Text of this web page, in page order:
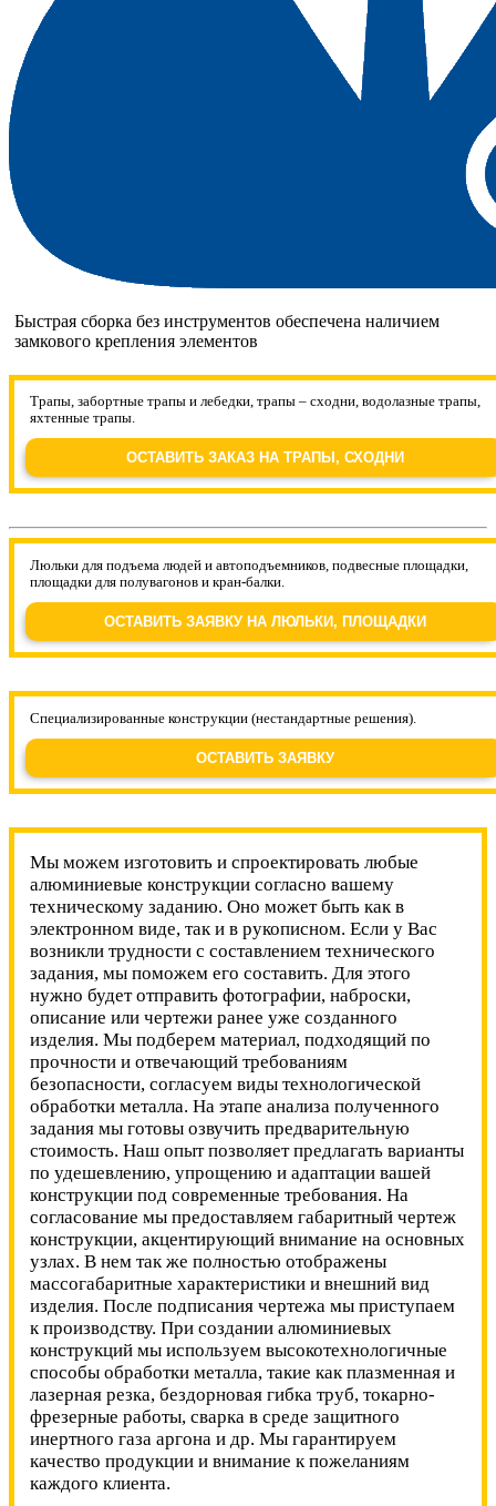
Быстрая сборка без инструментов обеспечена наличием
замкового крепления элементов
Трапы, забортные трапы и лебедки, трапы – сходни, водолазные трапы,
яхтенные трапы.
ОСТАВИТЬ ЗАКАЗ НА ТРАПЫ, СХОДНИ
Люльки для подъема людей и автоподъемников, подвесные площадки,
площадки для полувагонов и кран-балки.
ОСТАВИТЬ ЗАЯВКУ НА ЛЮЛЬКИ, ПЛОЩАДКИ
Специализированные конструкции (нестандартные решения).
ОСТАВИТЬ ЗАЯВКУ
Мы можем изготовить и спроектировать любые
алюминиевые конструкции согласно вашему
техническому заданию. Оно может быть как в
электронном виде, так и в рукописном. Если у Вас
возникли трудности с составлением технического
задания, мы поможем его составить. Для этого
нужно будет отправить фотографии, наброски,
описание или чертежи ранее уже созданного
изделия. Мы подберем материал, подходящий по
прочности и отвечающий требованиям
безопасности, согласуем виды технологической
обработки металла. На этапе анализа полученного
задания мы готовы озвучить предварительную
стоимость. Наш опыт позволяет предлагать варианты
по удешевлению, упрощению и адаптации вашей
конструкции под современные требования. На
согласование мы предоставляем габаритный чертеж
конструкции, акцентирующий внимание на основных
узлах. В нем так же полностью отображены
массогабаритные характеристики и внешний вид
изделия. После подписания чертежа мы приступаем
к производству. При создании алюминиевых
конструкций мы используем высокотехнологичные
способы обработки металла, такие как плазменная и
лазерная резка, бездорновая гибка труб, токарно-
фрезерные работы, сварка в среде защитного
инертного газа аргона и др. Мы гарантируем
качество продукции и внимание к пожеланиям
каждого клиента.